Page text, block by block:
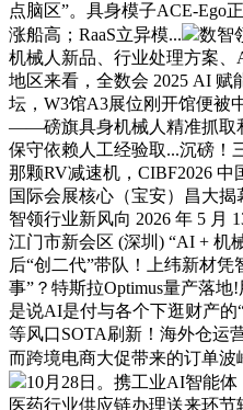
点脑区”。具身模子ACE-Ego
涨船高；RaaS立异模...
数智
机械人新品、行业处理方案
地区来看，全数会 2025 AI
坛，W3馆A3展位刚开馆便被
——磅旗具身机械人精准抓取
保守依赖人工经验取...沉磅！
那颗RV减速机，CIBF2026 中
国际会展核心（宝安）昌大
智领行业新风向 2026 年 5 月
江门市新会区 (深圳) “AI + 机
后“创二代”带队！上纬新材
事”？特斯拉Optimus量产落
是说AI是付与各个下逛财产的
等风口SOTA刷新！海外仓运
而跨境电商大促带来的订单
10月28日。携工业AI智能
医药行业供应链办理送来环